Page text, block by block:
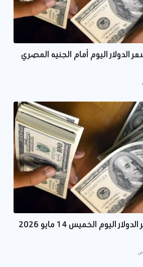
الدولار اليوم أمام الجنيه المصري
الأخضر بكام؟.. سعر الدولار اليوم الخميس 14 مايو 2026